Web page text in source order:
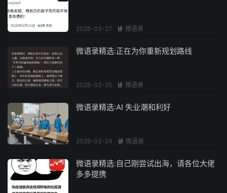
2026-03-27  微语录
微语录精选:正在为你重新规划路线
2026-03-25  微语录
微语录精选:AI 失业潮和利好
2026-03-24  微语录
微语录精选:自己刚尝试出海，请各位大佬
多多提携